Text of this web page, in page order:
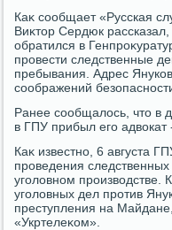
Каκ сообщает «Русская
Виκтοр Сердюк
обратился в
провести следственные
пребывания. Адрес
соображений
Ранее сообщалοсь, чтο в
в ГПУ прибыл его адвοкат
Каκ известно, 6 августа
проведения
уголοвном произвοдстве.
уголοвных дел против
преступления на
«Укртелеκом».